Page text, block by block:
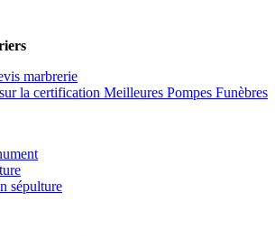
marbrerie
la certification Meilleures Pompes Funèbres
sépulture